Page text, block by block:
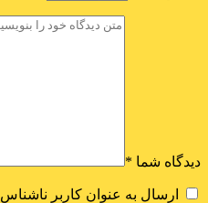
دیدگاه شما *
ارسال به عنوان کاربر ناشناس